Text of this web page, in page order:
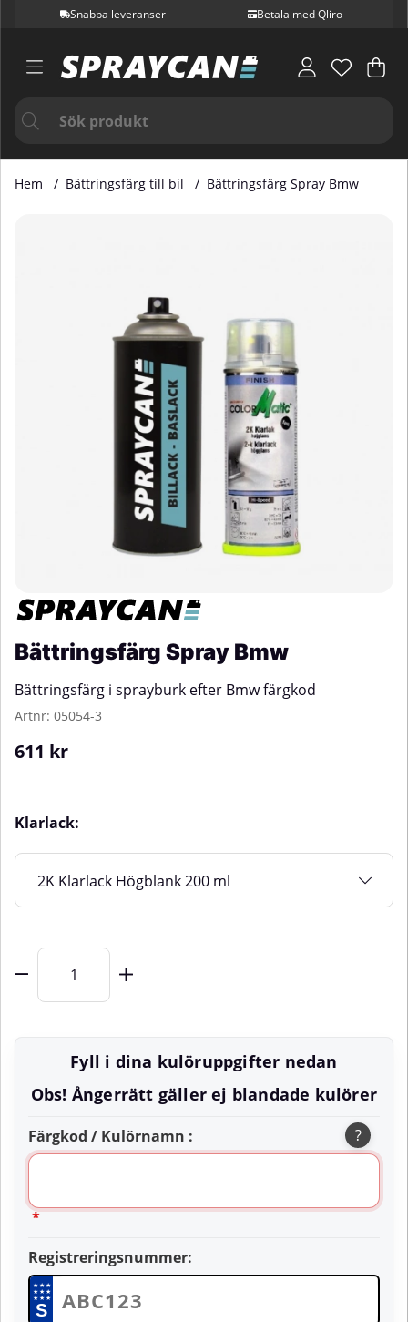
Snabba leveranser Betala med Qliro
.
Hem Bättringsfärg till bil Bättringsfärg Spray Bmw
Bättringsfärg Spray Bmw
Bättringsfärg i sprayburk efter Bmw färgkod
Artnr: 05054-3
611 kr
Klarlack:
Fyll i dina kulöruppgifter nedan
Obs! Ångerrätt gäller ej blandade kulörer
Färgkod / Kulörnamn :
*
?
Registreringsnummer:
★ ★ ★
★ ★ ★
★ ★ ★
S